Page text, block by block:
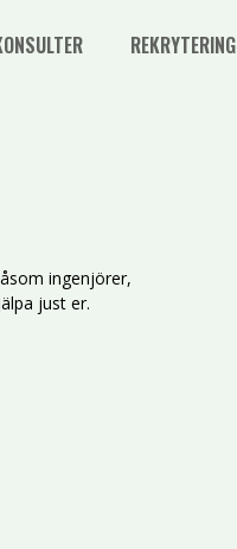
REKRYTERING
ingenjörer,
just er.